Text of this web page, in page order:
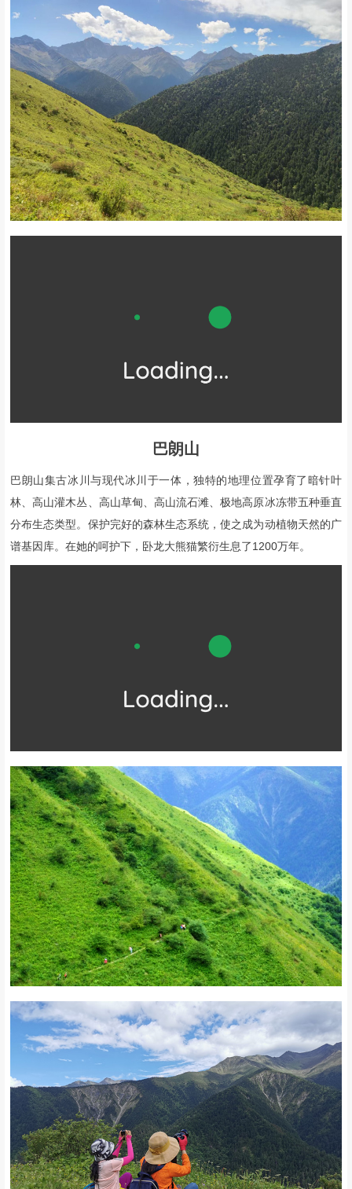
巴朗山
巴朗山集古冰川与现代冰川于一体，独特的地理位置孕育了暗针叶
林、高山灌木丛、高山草甸、高山流石滩、极地高原冰冻带五种垂直
分布生态类型。保护完好的森林生态系统，使之成为动植物天然的广
谱基因库。在她的呵护下，卧龙大熊猫繁衍生息了1200万年。